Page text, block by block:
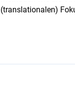
(translationalen)